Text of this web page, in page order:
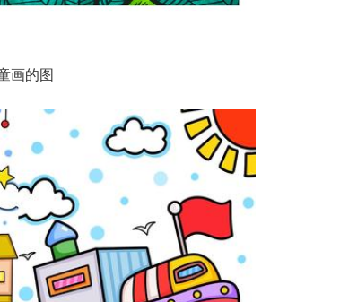
画的图